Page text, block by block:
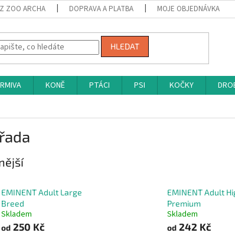
ZOO ARCHA DOPRAVA A PLATBA MOJE OBJEDNÁVKA
HLEDAT
KONĚ PTÁCI PSI KOČKY
EMINENT Adult Large
Breed
Skladem
od 250 Kč
EMINENT Adult
Premium
Skladem
od242 Kč